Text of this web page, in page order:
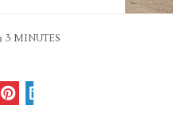
3 MINUTES